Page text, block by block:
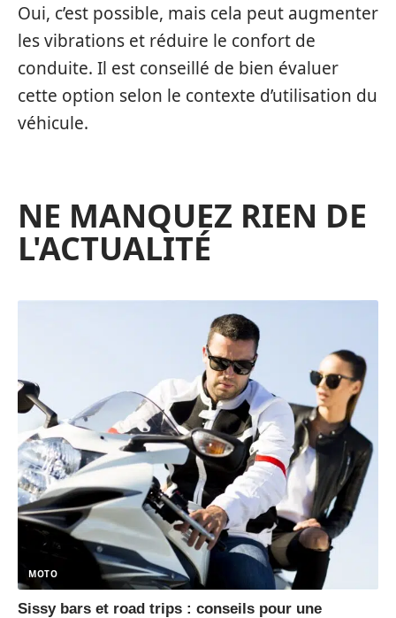
Oui, c’est possible, mais cela peut augmenter
les vibrations et réduire le confort de
conduite. Il est conseillé de bien évaluer
cette option selon le contexte d’utilisation du
véhicule.
NE MANQUEZ RIEN DE
L'ACTUALITÉ
MOTO
Sissy bars et road trips : conseils pour une